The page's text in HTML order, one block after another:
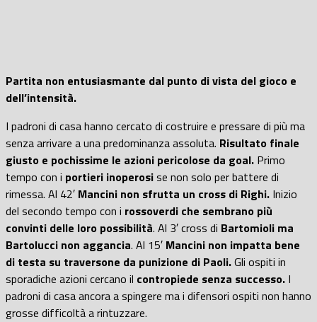
Partita non entusiasmante dal punto di vista del gioco e
dell’intensità.
I padroni di casa hanno cercato di costruire e pressare di più ma
senza arrivare a una predominanza assoluta. Risultato finale
giusto e pochissime le azioni pericolose da goal. Primo
tempo con i portieri inoperosise non solo per battere di
rimessa. Al 42′ Mancini non sfrutta un cross di Righi. Inizio
del secondo tempo con i rossoverdi che sembrano più
convinti delle loro possibilità. Al 3′ cross di Bartomioli ma
Bartolucci non aggancia. Al 15′ Mancini non impatta bene
di testa su traversone da punizione di Paoli.Gli ospiti in
sporadiche azioni cercano il contropiede senza successo. I
padroni di casa ancora a spingere ma i difensori ospiti non hanno
grosse difficoltà a rintuzzare.